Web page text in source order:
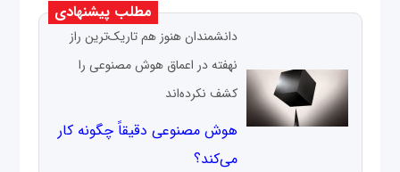
مطلب پیشنهادی
دانشمندان هنوز هم تاریک‌ترین راز
نهفته در اعماق هوش مصنوعی را
کشف نکرده‌اند
هوش مصنوعی دقیقاً چگونه کار
می‌کند؟